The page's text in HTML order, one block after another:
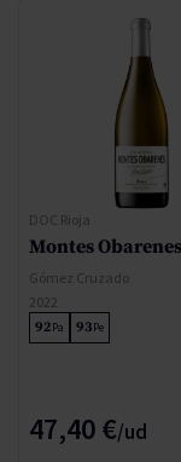
DOC Rioja
Montes Obarenes
Gómez Cruzado
2022
92Pa 93Pe
47,40 €